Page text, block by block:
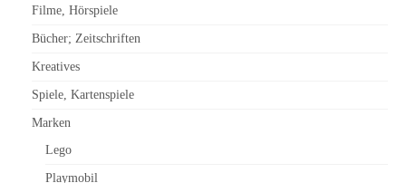
Filme, Hörspiele
Bücher; Zeitschriften
Kreatives
Spiele, Kartenspiele
Marken
Lego
Playmobil